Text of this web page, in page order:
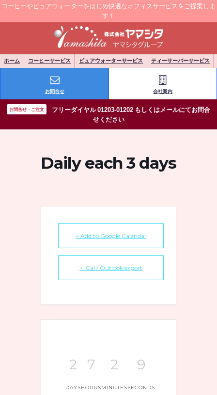
コーヒーやピュアウォーターをはじめ快適なオフィスサービスをご提案しま
す！
ホーム コーヒーサービス ピュアウォーターサービス ティーサーバーサービス
お問合せ 会社案内
お問合せ・ご注文
フリーダイヤル 01203-01202 もしくはメールにてお問合
せください
Daily each 3 days
+ Add to Google Calendar
+ iCal / Outlook export
2
DAYS
7
HOURS
2
MINUTES
9
SECONDS